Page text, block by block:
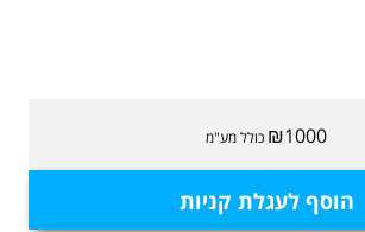
₪1000 כולל מע"מ
הוסף לעגלת קניות